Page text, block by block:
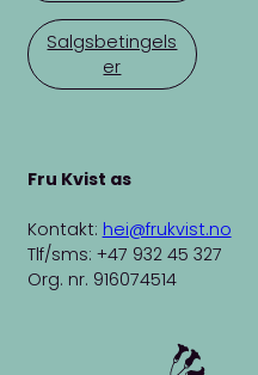
Salgsbetingels
er
Fru Kvist as
Kontakt: hei@frukvist.no
Tlf/sms: +47 932 45 327
Org. nr. 916074514